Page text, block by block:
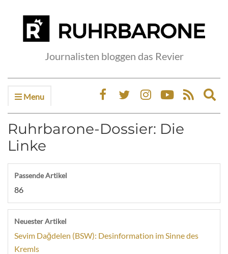
Journalisten bloggen das Revier
Menu
Ruhrbarone-Dossier: Die
Linke
Passende Artikel
86
Neuester Artikel
Sevim Dağdelen (BSW): Desinformation im Sinne des
Kremls